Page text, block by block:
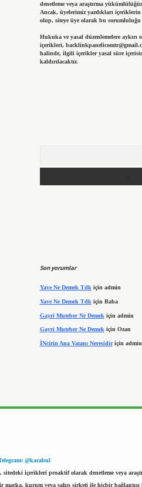
denetleme veya araştırma
Ancak, üyelerimiz yazdıkları
olup, siteye üye olarak bu sorumluluğu
Hukuka ve yasal düzenlemelere
içerikleri,
halinde, ilgili içerikler yasal süre
kaldırılacaktır.
Son yorumlar
Yave Ne Demek Tdkiçin admin
Yave Ne Demek Tdk için Baba
Gayri Muteber Ne Demek için admin
Gayri Muteber Ne Demek için Ozan
İNcirin Ana Vatanı Neresidiriçin admin
@karabul
içerikleri proaktif olarak denetleme veya
kurum veya şahıs şirketi ile hiçbir bağlantısı